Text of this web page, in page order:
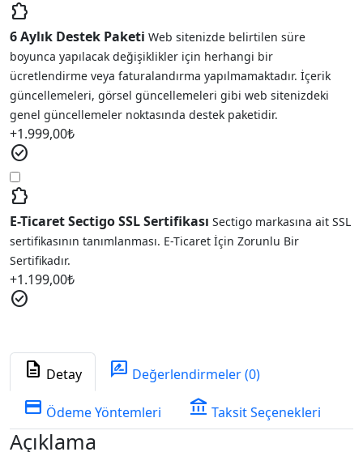
extension
6 Aylık Destek Paketi Web sitenizde belirtilen süre
boyunca yapılacak değişiklikler için herhangi bir
ücretlendirme veya faturalandırma yapılmamaktadır. İçerik
güncellemeleri, görsel güncellemeleri gibi web sitenizdeki
genel güncellemeler noktasında destek paketidir.
+1.999,00₺
check_circle
extension
E-Ticaret Sectigo SSL Sertifikası Sectigo markasına ait SSL
sertifikasının tanımlanması. E-Ticaret İçin Zorunlu Bir
Sertifikadır.
+1.199,00₺
check_circle
description Detay rate_review Değerlendirmeler (0)
credit_card Ödeme Yöntemleri account_balance Taksit Seçenekleri
Açıklama